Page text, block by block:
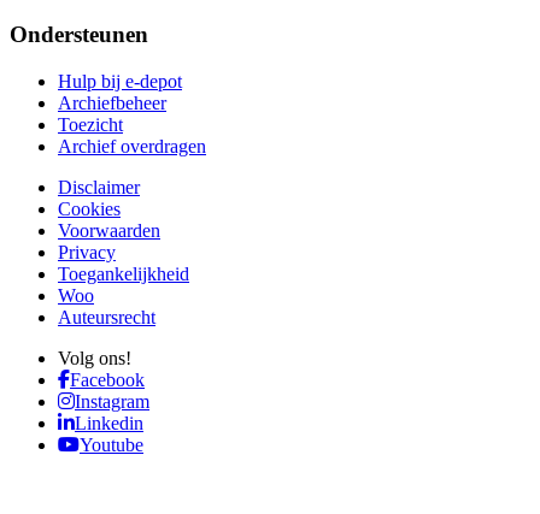
Ondersteunen
Hulp bij e-depot
Archiefbeheer
Toezicht
Archief overdragen
Disclaimer
Cookies
Voorwaarden
Privacy
Toegankelijkheid
Woo
Auteursrecht
Volg ons!
Facebook
Instagram
Linkedin
Youtube